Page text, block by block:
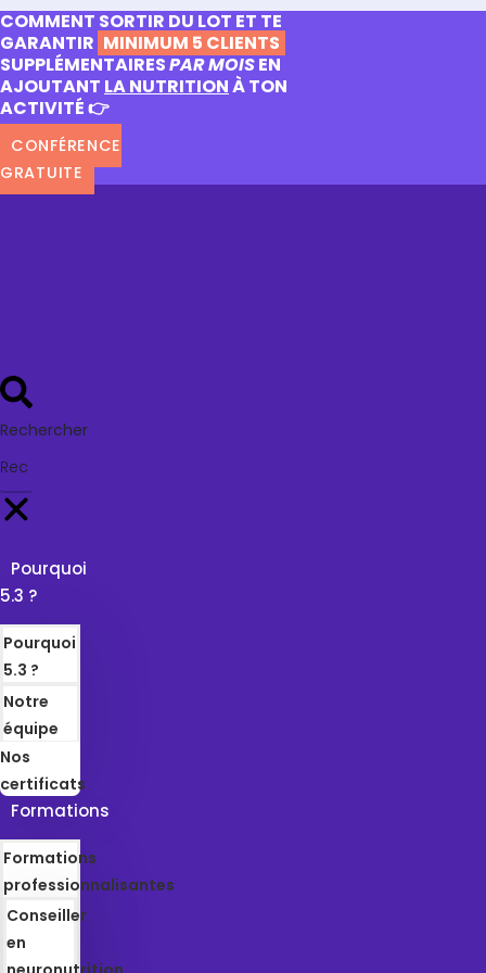
COMMENT SORTIR DU LOT ET TE
GARANTIR MINIMUM 5 CLIENTS
SUPPLÉMENTAIRESPAR MOISEN
AJOUTANT LA NUTRITIONÀ TON
ACTIVITÉ 👉
CONFÉRENCE
GRATUITE
Rechercher
Pourquoi
5.3 ?
Pourquoi
5.3 ?
Notre
équipe
Nos
certificats
Formations
Formations
professionnalisantes
Conseiller
en